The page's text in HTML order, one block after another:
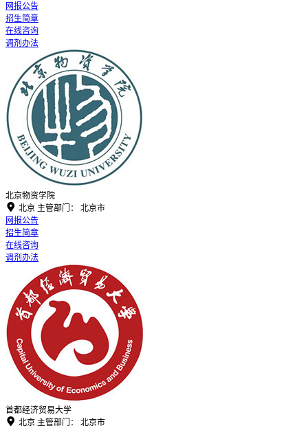
网报公告
招生简章
在线咨询
调剂办法
北京物资学院
 北京 主管部门：
北京市
网报公告
招生简章
在线咨询
调剂办法
首都经济贸易大学
 北京 主管部门：
北京市